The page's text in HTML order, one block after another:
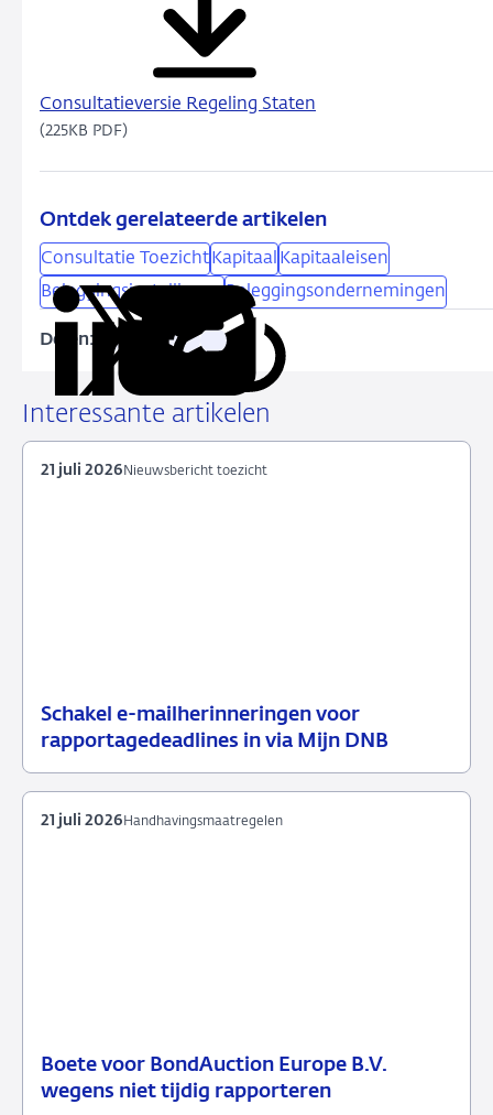
Consultatieversie Regeling Staten
(225KB PDF)
Ontdek gerelateerde artikelen
Consultatie Toezicht Kapitaal Kapitaaleisen
Beleggingsinstellingen
Beleggingsondernemingen
Delen:
Deel
LinkedIn
via
X
Deel
Facebook
Deel
e-
Kopieer
Interessante artikelen
Schakel e-mailherinneringen voor
rapportagedeadlines in via Mijn DNB
21
Nieuwsbericht
Nieuwsbericht toezicht
21 juli 2026
Boete voor BondAuction Europe B.V.
wegens niet tijdig rapporteren
21
Handhavingsmaatregelen
Handhavingsmaatregelen
21 juli 2026